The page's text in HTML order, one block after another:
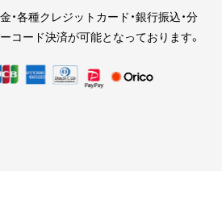
・各種クレジットカード・銀行振込・分
コード決済が可能となっております。